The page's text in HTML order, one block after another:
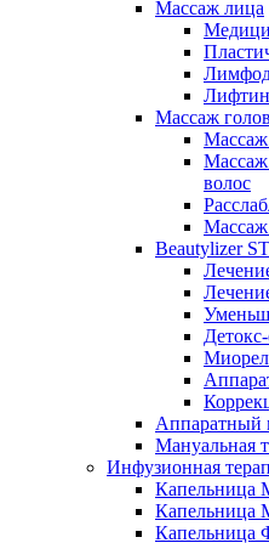
Массаж лица
Массаж
Массаж
волос
Beautylizer
Аппаратный
Мануальная
Инфузионная
Капельница
Капельница
Капельница